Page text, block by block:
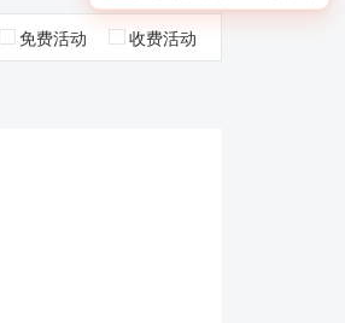
免费活动 收费活动